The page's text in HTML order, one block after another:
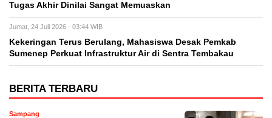
Tugas Akhir Dinilai Sangat Memuaskan
Jumat, 24 Juli 2026 - 03:44 WIB
Kekeringan Terus Berulang, Mahasiswa Desak Pemkab
Sumenep Perkuat Infrastruktur Air di Sentra Tembakau
BERITA TERBARU
Sampang